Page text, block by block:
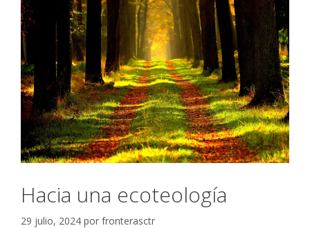
Hacia una ecoteología
29 julio, 2024 por fronterasctr